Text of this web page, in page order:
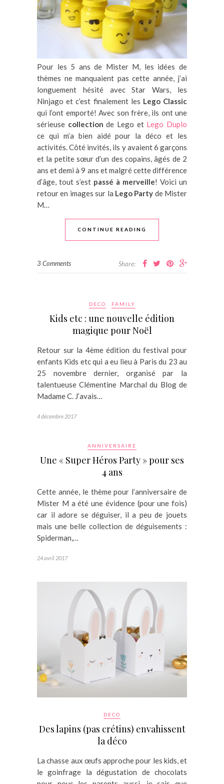
Pour les 5 ans de Mister M, les idées de
thèmes ne manquaient pas cette année, j’ai
longuement hésité avec Star Wars, les
Ninjago et c’est finalement les Lego Classic
qui l’ont emporté! Avec son frère, ils ont une
sérieuse collection de Lego et Lego Duplo
ce qui m’a bien aidé pour la déco et les
activités. Côté invités, ils y avaient 6 garçons
et la petite sœur d’un des copains, âgés de 2
ans et demi à 9 ans et malgré cette différence
d’âge, tout s’est passé à merveille! Voici un
retour en images sur la Lego Party de Mister
M…
CONTINUE READING
3 Comments Share:
DECO FAMILY
Kids etc : une nouvelle édition
magique pour Noël
Retour sur la 4ème édition du festival pour
enfants Kids etc qui a eu lieu à Paris du 23 au
25 novembre dernier, organisé par la
talentueuse Clémentine Marchal du Blog de
Madame C. J’avais…
4 décembre 2017
ANNIVERSAIRE
Une « Super Héros Party » pour ses
4 ans
Cette année, le thème pour l’anniversaire de
Mister M a été une évidence (pour une fois)
car il adore se déguiser, il a peu de jouets
mais une belle collection de déguisements :
Spiderman,…
24 avril 2017
DECO
Des lapins (pas crétins) envahissent
la déco
La chasse aux œufs approche pour les kids, et
le goinfrage la dégustation de chocolats